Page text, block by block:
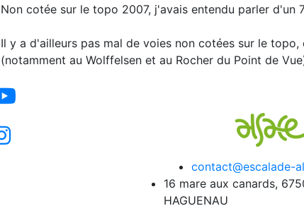
Non cotée sur le topo 2007, j'avais entendu parler d'un
Il y a d'ailleurs pas mal de voies non cotées sur le topo,
(notamment au Wolffelsen et au Rocher du Point de
contact@escalade-
16 mare aux canards,
HAGUENAU